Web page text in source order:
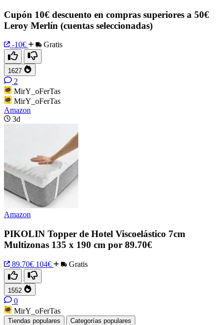
Cupón 10€ descuento en compras superiores a 50€
Leroy Merlín (cuentas seleccionadas)
-10€ Gratis
1627
2
MirY_oFerTas
MirY_oFerTas
Amazon
3d
Amazon
PIKOLIN Topper de Hotel Viscoelástico 7cm
Multizonas 135 x 190 cm por 89.70€
89.70€ 104€ Gratis
1552
0
MirY_oFerTas
Tiendas populares Categorías populares